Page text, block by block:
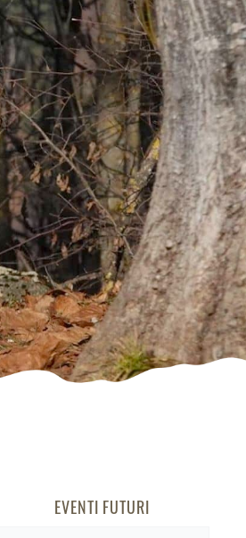
EVENTI FUTURI